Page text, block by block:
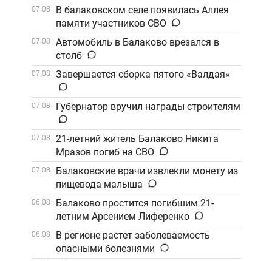
07.08
В балаковском селе появилась Аллея
памяти участников СВО
07.08
Автомобиль в Балаково врезался в
столб
07.08 Завершается сборка пятого «Валдая»
07.08 Губернатор вручил награды строителям
07.08
21-летний житель Балаково Никита
Мразов погиб на СВО
07.08
Балаковские врачи извлекли монету из
пищевода малыша
06.08
Балаково простится погибшим 21-
летним Арсением Лиференко
06.08
В регионе растет заболеваемость
опасными болезнями